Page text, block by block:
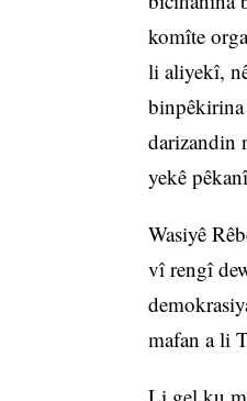
komîte
li aliyekî,
darizandin
yekê
Wasiyê
vî rengî
mafan a li